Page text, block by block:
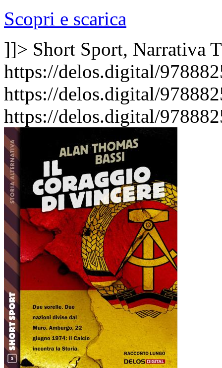
Scopri e scarica
]]> Short Sport, Narrativa
https://delos.digital/
https://delos.digital/
https://delos.digital/